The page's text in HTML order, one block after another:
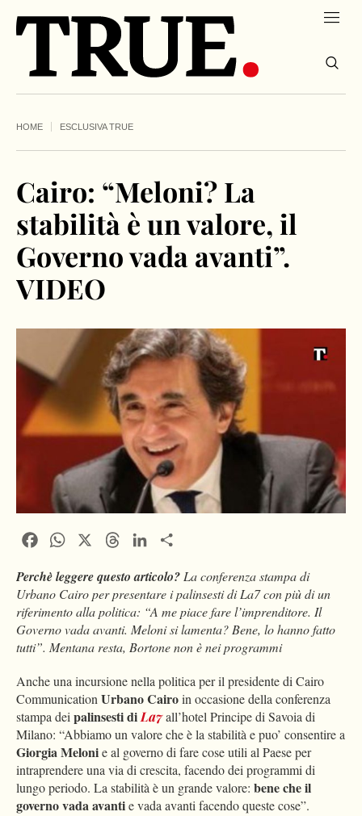
HOME ESCLUSIVA TRUE
Cairo: “Meloni? La
stabilità è un valore, il
Governo vada avanti”.
VIDEO
FacebookWhatsApp ThreadsLinkedIn
Perchè leggere questo articolo?La conferenza stampa di
Urbano Cairo per presentare i palinsesti di La7 con più di un
riferimento alla politica: “A me piace fare l’imprenditore. Il
Governo vada avanti. Meloni si lamenta? Bene, lo hanno fatto
tutti”. Mentana resta, Bortone non è nei programmi
Anche una incursione nella politica per il presidente di Cairo
CommunicationUrbano Cairoin occasione della conferenza
stampa deipalinsesti diLa7all’hotel Principe di Savoia di
Milano: “Abbiamo un valore che è la stabilità e puo’ consentire a
Giorgia Melonie al governo di fare cose utili al Paese per
intraprendere una via di crescita, facendo dei programmi di
lungo periodo. La stabilità è un grande valore: bene che il
governo vada avantie vada avanti facendo queste cose”.